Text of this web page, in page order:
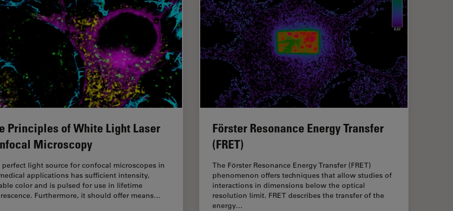
Principles of White Light Laser
Microscopy
perfect light source for confocal microscopes in
applications has sufficient intensity,
color and is pulsed for use in lifetime
Furthermore, it should offer means…
Förster Resonance Energy Transfer
(FRET)
The Förster Resonance Energy Transfer (FRET)
phenomenon offers techniques that allow studies of
interactions in dimensions below the optical
resolution limit. FRET describes the transfer of the
energy…